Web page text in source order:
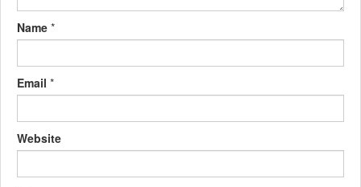
Name *
Email *
Website